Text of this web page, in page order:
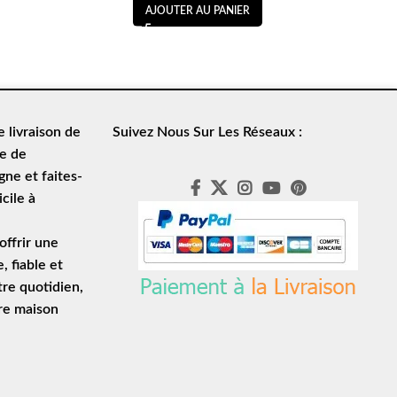
AJOUTER AU PANIER
livraison de
de
et faites-
à
offrir une
, fiable et
quotidien,
maison
Suivez Nous Sur Les Réseaux :